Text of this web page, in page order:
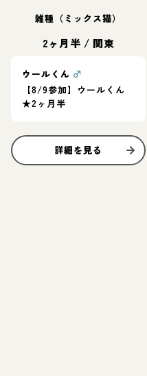
雑種（ミックス猫）
2ヶ月半 / 関東
ウールくん ♂
【8/9参加】ウールくん
★2ヶ月半
詳細を見る